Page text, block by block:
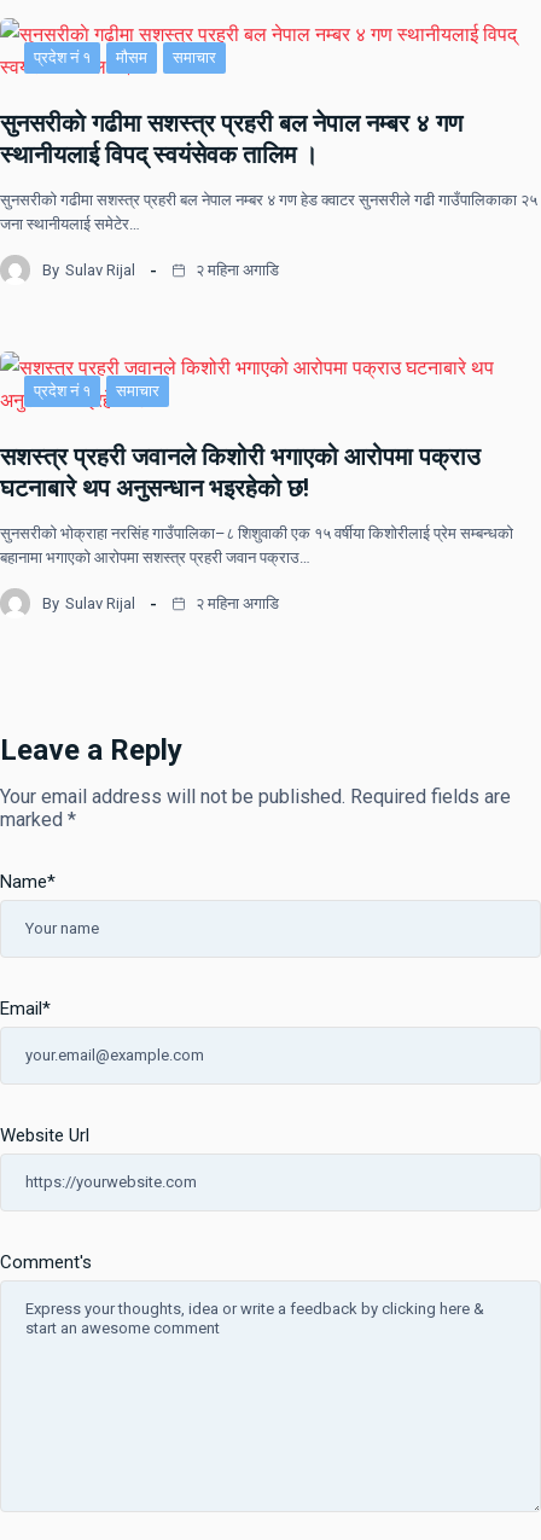
प्रदेश नं १ मौसम समाचार
सुनसरीकाे गढीमा सशस्त्र प्रहरी बल नेपाल नम्बर ४ गण
स्थानीयलाई विपद् स्वयंसेवक तालिम ।
सुनसरीकाे गढीमा सशस्त्र प्रहरी बल नेपाल नम्बर ४ गण हेड क्वाटर सुनसरीले गढी गाउँपालिकाका २५
जना स्थानीयलाई समेटेर…
By Sulav Rijal २ महिना अगाडि
प्रदेश नं १ समाचार
सशस्त्र प्रहरी जवानले किशोरी भगाएको आरोपमा पक्राउ
घटनाबारे थप अनुसन्धान भइरहेको छ!
सुनसरीको भोक्राहा नरसिंह गाउँपालिका–८ शिशुवाकी एक १५ वर्षीया किशोरीलाई प्रेम सम्बन्धको
बहानामा भगाएको आरोपमा सशस्त्र प्रहरी जवान पक्राउ…
By Sulav Rijal २ महिना अगाडि
Leave a Reply
Your email address will not be published. Required fields are
marked *
Comment's
Name*
Email*
Website Url